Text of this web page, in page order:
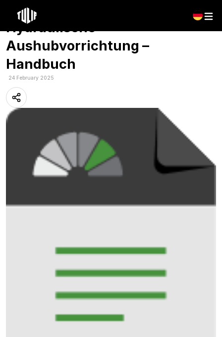
Mehrsprachig: Tulip – Roterra
Hydraulische
Aushubvorrichtung –
Handbuch
24 February 2025